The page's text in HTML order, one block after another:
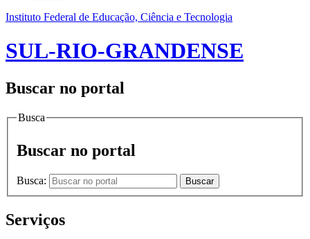
Instituto Federal de Educação, Ciência e Tecnologia
SUL-RIO-GRANDENSE
Buscar no portal
Busca
Buscar no portal
Busca: Buscar
Serviços